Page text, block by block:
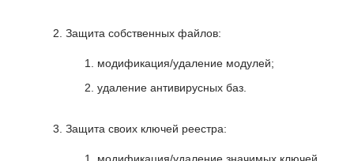
Защита собственных файлов:
модификация/удаление модулей;
удаление антивирусных баз.
Защита своих ключей реестра: